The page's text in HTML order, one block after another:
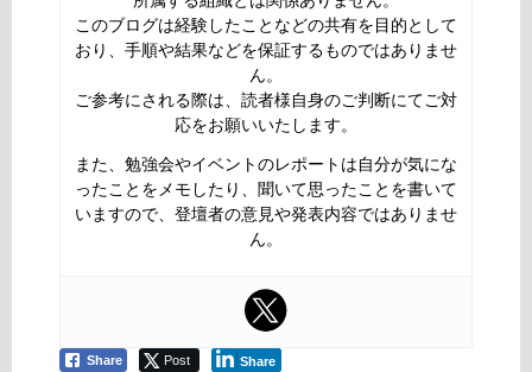
このブログは経験したことなどの共有を目的として
おり、手順や結果などを保証するものではありませ
ん。
ご参考にされる際は、読者様自身のご判断にてご対
応をお願いいたします。
また、勉強会やイベントのレポートは自分が気にな
ったことをメモしたり、聞いて思ったことを書いて
いますので、登壇者の意見や発表内容ではありませ
ん。
Share Post Share